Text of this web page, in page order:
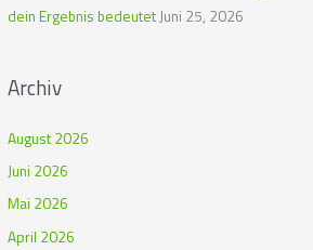
dein Ergebnis bedeutetJuni 25, 2026
Archiv
August 2026
Juni 2026
Mai 2026
April 2026